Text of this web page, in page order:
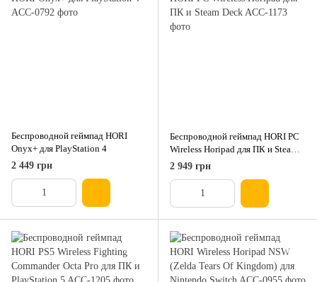
Беспроводной геймпад HORI
Onyx+ для PlayStation 4
2 449 грн
Беспроводной геймпад HORI PC
Wireless Horipad для ПК и Steam
Deck
2 949 грн